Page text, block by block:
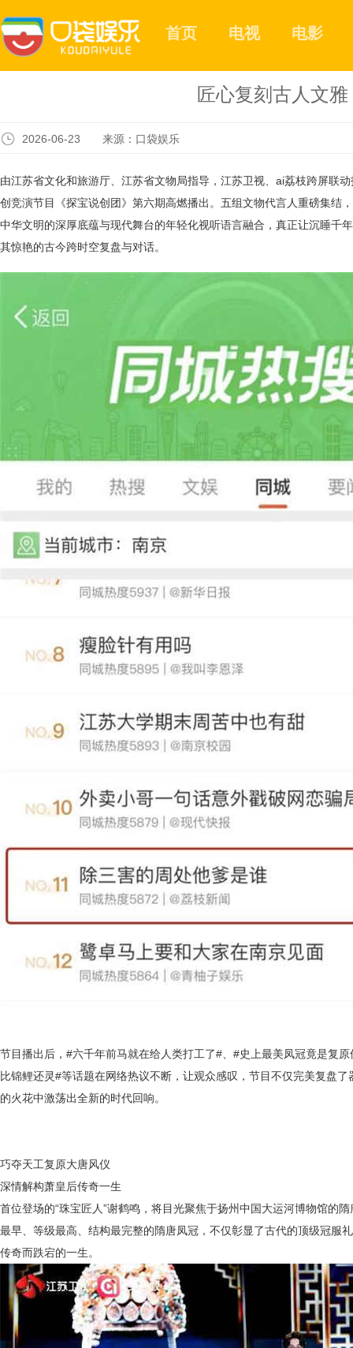
首页 电视 电影
匠心复刻古人文
2026-06-23 来源：口袋娱乐
由江苏省文化和旅游厅、江苏省文物局指导，江苏卫视、 ai荔枝跨屏联
创竞演节目《探宝说创团》第六期高燃播出。五组文物代言人重磅集结
中华文明的深厚底蕴与现代舞台的年轻化视听语言融合， 真正让沉睡千
其惊艳的古今跨时空复盘与对话。
节目播出后， #六千年前马就在给人类打工了#、#史上最美凤冠竟是复原
比锦鲤还灵#等话题在网络热议不断，让观众感叹，节目不仅完美复盘
的火花中激荡出全新的时代回响。
巧夺天工复原大唐风仪
深情解构萧皇后传奇一生
首位登场的“珠宝匠人”谢鹤鸣，将目光聚焦于扬州中国大运河博物馆的隋
最早、等级最高、结构最完整的隋唐凤冠，不仅彰显了古代的顶级冠服
传奇而跌宕的一生。